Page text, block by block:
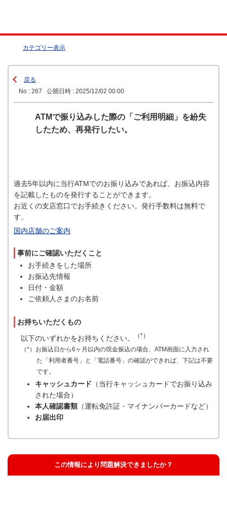
カテゴリー表示
戻る
No : 267
公開日時 : 2025/12/02 00:00
ATMで振り込みした際の「ご利用明細」を紛失
したため、再発行したい。
過去5年以内に当行ATMでのお振り込みであれば、お振込内容
を記載したものを発行することができます。
お近くの支店窓口でお手続きください。発行手数料は無料で
す。
国内店舗のご案内
事前にご確認いただくこと
お手続きをした場所
お振込先情報
日付・金額
ご依頼人さまのお名前
お持ちいただくもの
以下のいずれかをお持ちください。
（*）
（*）お振込日から6ヶ月以内の現金振込の場合、ATM画面に入力され
た「利用者番号」と「電話番号」の確認ができれば、下記は不要
です。
キャッシュカード （当行キャッシュカードでお振り込み
された場合）
本人確認書類 （運転免許証・マイナンバーカードなど）
お届出印
この情報により問題解決できましたか？